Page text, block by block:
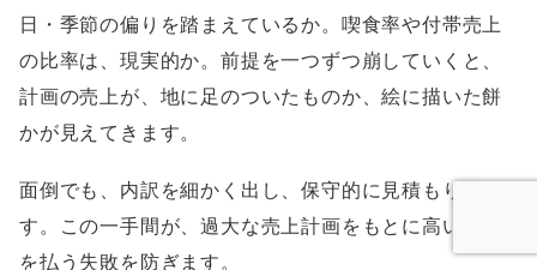
日・季節の偏りを踏まえているか。喫食率や付帯売上
の比率は、現実的か。前提を一つずつ崩していくと、
計画の売上が、地に足のついたものか、絵に描いた餅
かが見えてきます。
面倒でも、内訳を細かく出し、保守的に見積もり直
す。この一手間が、過大な売上計画をもとに高い価格
を払う失敗を防ぎます。